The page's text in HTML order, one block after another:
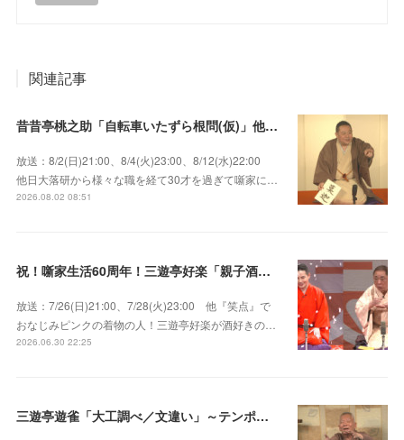
関連記事
昔昔亭桃之助「自転車いたずら根問(仮)」他～師匠・桃太郎のいない初めての桜の季節の独演会！
放送：8/2(日)21:00、8/4(火)23:00、8/12(水)22:00
他日大落研から様々な職を経て30才を過ぎて噺家に…
2026.08.02 08:51
祝！噺家生活60周年！三遊亭好楽「親子酒」錦笑亭満堂「桜ん坊」～満堂フェス2026
放送：7/26(日)21:00、7/28(火)23:00 他『笑点』で
おなじみピンクの着物の人！三遊亭好楽が酒好きの…
2026.06.30 22:25
三遊亭遊雀「大工調べ／文違い」～テンポよくたたみかける語り口で人気・実力とも屈指！